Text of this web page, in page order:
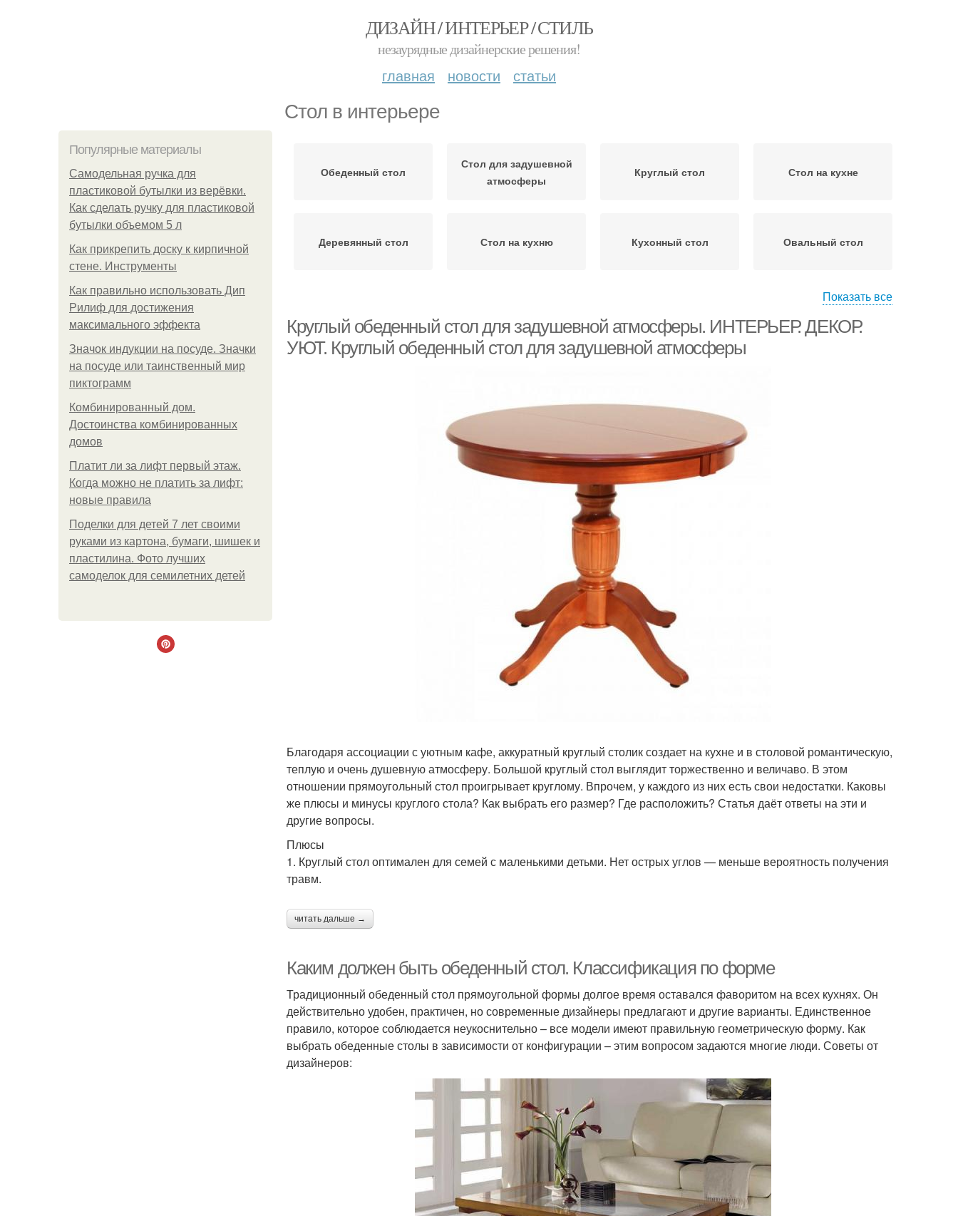
ДИЗАЙН / ИНТЕРЬЕР / СТИЛЬ
незаурядные дизайнерские решения!
главная новости статьи
Стол в интерьере
Популярные материалы
Самодельная ручка для
пластиковой бутылки из верёвки.
Как сделать ручку для пластиковой
бутылки объемом 5 л
Как прикрепить доску к кирпичной
стене. Инструменты
Как правильно использовать Дип
Рилиф для достижения
максимального эффекта
Значок индукции на посуде. Значки
на посуде или таинственный мир
пиктограмм
Комбинированный дом.
Достоинства комбинированных
домов
Платит ли за лифт первый этаж.
Когда можно не платить за лифт:
новые правила
Поделки для детей 7 лет своими
руками из картона, бумаги, шишек и
пластилина. Фото лучших
самоделок для семилетних детей
Обеденный стол
Стол для задушевной
атмосферы
Круглый стол Стол на кухне
Деревянный стол Стол на кухню Кухонный стол Овальный стол
Стенки с компьютерным
столом
Показать все
Круглый обеденный стол для задушевной атмосферы. ИНТЕРЬЕР. ДЕКОР.
УЮТ. Круглый обеденный стол для задушевной атмосферы
Благодаря ассоциации с уютным кафе, аккуратный круглый столик создает на кухне и в столовой романтическую,
теплую и очень душевную атмосферу. Большой круглый стол выглядит торжественно и величаво. В этом
отношении прямоугольный стол проигрывает круглому. Впрочем, у каждого из них есть свои недостатки. Каковы
же плюсы и минусы круглого стола? Как выбрать его размер? Где расположить? Статья даёт ответы на эти и
другие вопросы.
Плюсы
1. Круглый стол оптимален для семей с маленькими детьми. Нет острых углов — меньше вероятность получения
травм.
читать дальше →
Каким должен быть обеденный стол. Классификация по форме
Традиционный обеденный стол прямоугольной формы долгое время оставался фаворитом на всех кухнях. Он
действительно удобен, практичен, но современные дизайнеры предлагают и другие варианты. Единственное
правило, которое соблюдается неукоснительно – все модели имеют правильную геометрическую форму. Как
выбрать обеденные столы в зависимости от конфигурации – этим вопросом задаются многие люди. Советы от
дизайнеров: